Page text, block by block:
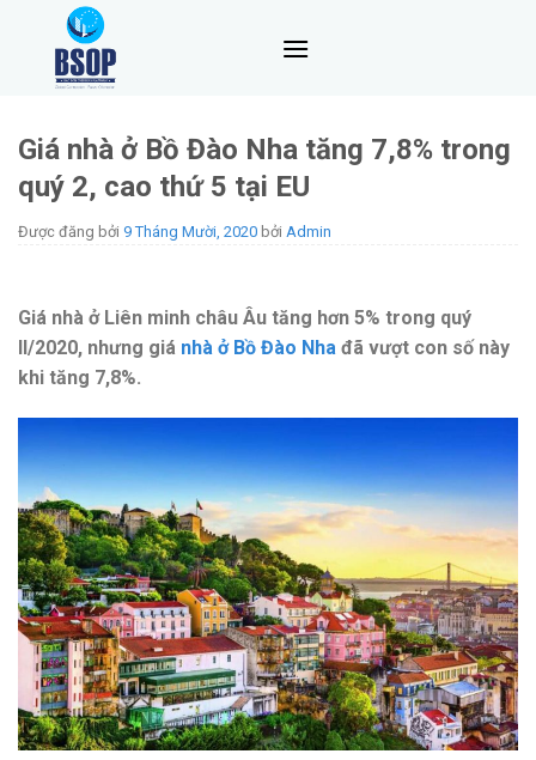
content
Giá nhà ở Bồ Đào Nha tăng 7,8% trong
quý 2, cao thứ 5 tại EU
Được đăng bởi 9 Tháng Mười, 2020 bởi Admin
Giá nhà ở Liên minh châu Âu tăng hơn 5% trong quý
II/2020, nhưng giá nhà ở Bồ Đào Nha đã vượt con số này
khi tăng 7,8%.